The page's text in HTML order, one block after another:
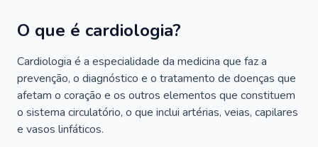
O que é cardiologia?
Cardiologia é a especialidade da medicina que faz a
prevenção, o diagnóstico e o tratamento de doenças que
afetam o coração e os outros elementos que constituem
o sistema circulatório, o que inclui artérias, veias, capilares
e vasos linfáticos.